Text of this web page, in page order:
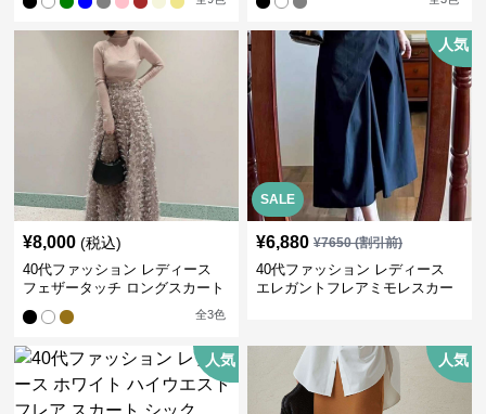
¥8,000 (税込)
40代ファッション レディース
フェザータッチ ロングスカート
全3色
SALE
人気
¥6,880 ¥7650(割引前)
40代ファッション レディース
エレガントフレアミモレスカー
人気 人気